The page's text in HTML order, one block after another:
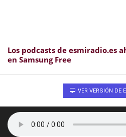
Los podcasts de esmiradio.es
en Samsung Free
VER VERSIÓN DE